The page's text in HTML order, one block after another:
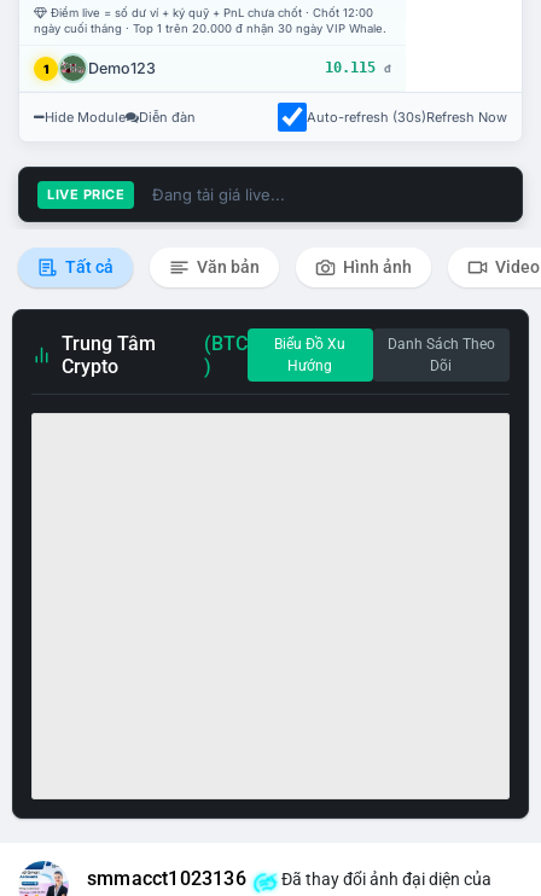
Điểm live = số dư ví + ký quỹ + PnL chưa chốt · Chốt 12:00
ngày cuối tháng · Top 1 trên 20.000 đ nhận 30 ngày VIP Whale.
1 Demo123 10.115 đ
Hide Module Diễn đàn Auto-refresh (30s)Refresh Now
LIVE PRICE Đang tải giá live...
Tất cả Văn bản Hình ảnh Video
Trung Tâm
Crypto
(BTC
)
Biểu Đồ Xu
Hướng
Danh Sách Theo
Dõi
smmacct1023136
Đã thay đổi ảnh đại diện của